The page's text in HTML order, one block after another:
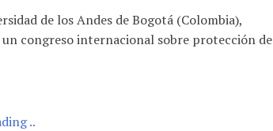
de los Andes de Bogotá (Colombia),
un congreso internacional sobre protección de
..